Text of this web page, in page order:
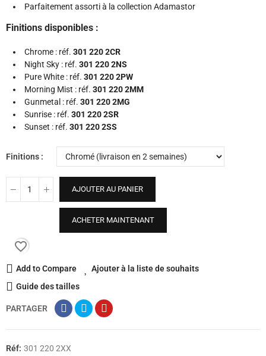
Parfaitement assorti à la collection Adamastor
Finitions disponibles :
Chrome : réf. 301 220 2CR
Night Sky : réf. 301 220 2NS
Pure White : réf. 301 220 2PW
Morning Mist : réf. 301 220 2MM
Gunmetal : réf. 301 220 2MG
Sunrise : réf. 301 220 2SR
Sunset : réf. 301 220 2SS
Finitions
AJOUTER AU PANIER
ACHETER MAINTENANT
favorite_border
Add to Compare
Ajouter à la liste de souhaits
Guide des tailles
PARTAGER
Réf: 301 220 2XX